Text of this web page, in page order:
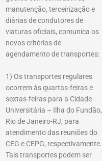
manutenção, terceirização e
diárias de condutores de
viaturas oficiais, comunica os
novos critérios de
agendamento de transportes:
1) Os transportes regulares
ocorrem às quartas-feiras e
sextas-feiras para a Cidade
Universitária – Ilha do Fundão,
Rio de Janeiro-RJ, para
atendimento das reuniões do
CEG e CEPG, respectivamente.
Tais transportes podem ser